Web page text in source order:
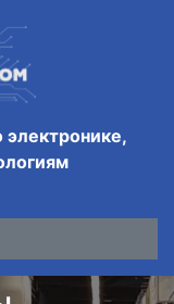
электронике,